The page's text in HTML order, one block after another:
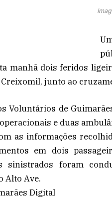
manhã dois feridos
junto ao
Voluntários de
e duas
as informações
em dois
sinistrados foram
Alto Ave.
Digital